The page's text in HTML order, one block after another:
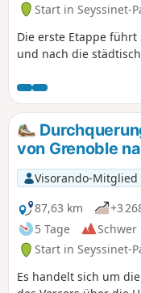
Start in Seyssinet-
Die erste Etappe führt
und nach die
von Grenoble
Visorando-Mitglied
87,63 km
+3
5 Tage
Schwer
Start in Seyssinet-
Es handelt sich um